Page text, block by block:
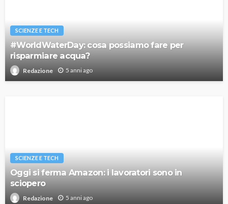
SCIENZE E TECH
#WorldWaterDay: cosa possiamo fare per
risparmiare acqua?
Redazione 5 anni ago
SCIENZE E TECH
Oggi si ferma Amazon: i lavoratori sono in
sciopero
Redazione 5 anni ago